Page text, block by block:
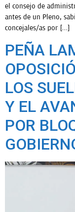
el consejo de
antes de un Pleno,
concejales/as por […]
PEÑA
LOS
Y EL
POR